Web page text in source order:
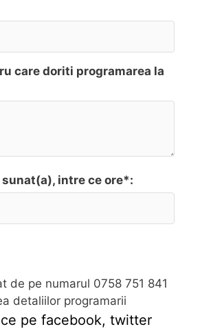
care doriti programarea la
intre ce ore*:
de pe numarul 0758 751 841
detaliilor programarii
pe facebook, twitter